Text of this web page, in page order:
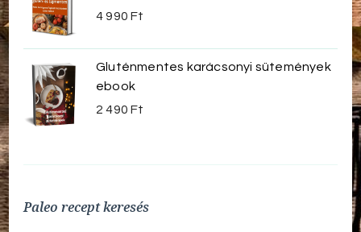
4 990Ft
Gluténmentes karácsonyi sütemények
ebook
2 490Ft
Paleo recept keresés